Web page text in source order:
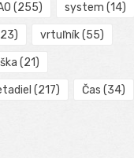
(255) system (14)
vrtuľník(55)
(21)
(217) Čas (34)